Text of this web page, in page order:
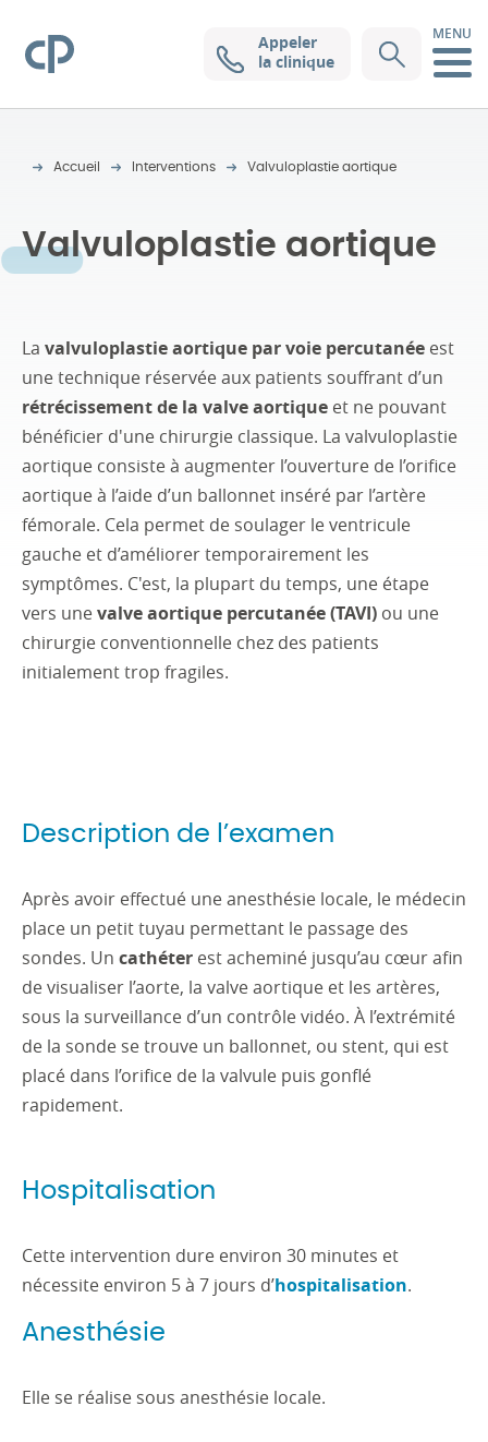
Clinique Pasteur
Appeler
la clinique
MENU
Accueil Interventions Valvuloplastie aortique
Valvuloplastie aortique
La valvuloplastie aortique par voie percutanée est
une technique réservée aux patients souffrant d’un
rétrécissement de la valve aortique et ne pouvant
bénéficier d'une chirurgie classique. La valvuloplastie
aortique consiste à augmenter l’ouverture de l’orifice
aortique à l’aide d’un ballonnet inséré par l’artère
fémorale. Cela permet de soulager le ventricule
gauche et d’améliorer temporairement les
symptômes. C'est, la plupart du temps, une étape
vers unevalve aortique percutanée (TAVI) ou une
chirurgie conventionnelle chez des patients
initialement trop fragiles.
Description de l’examen
Après avoir effectué une anesthésie locale, le médecin
place un petit tuyau permettant le passage des
sondes. Un cathéter est acheminé jusqu’au cœur afin
de visualiser l’aorte, la valve aortique et les artères,
sous la surveillance d’un contrôle vidéo. À l’extrémité
de la sonde se trouve un ballonnet, ou stent, qui est
placé dans l’orifice de la valvule puis gonflé
rapidement.
Hospitalisation
Cette intervention dure environ 30 minutes et
nécessite environ 5 à 7 jours d’hospitalisation.
Anesthésie
Elle se réalise sous anesthésie locale.